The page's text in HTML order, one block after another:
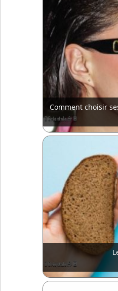
Comment choisir